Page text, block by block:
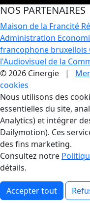
NOS PARTENAIRES
Maison de la Francité
Administration
francophone bruxellois
l'Audiovisuel de la
© 2026 Cinergie |
cookies
Gestion des
Nous utilisons des
essentielles du site,
Analytics) et intégrer
Dailymotion). Ces
des fins marketing.
Consultez notre
détails.
Accepter tout